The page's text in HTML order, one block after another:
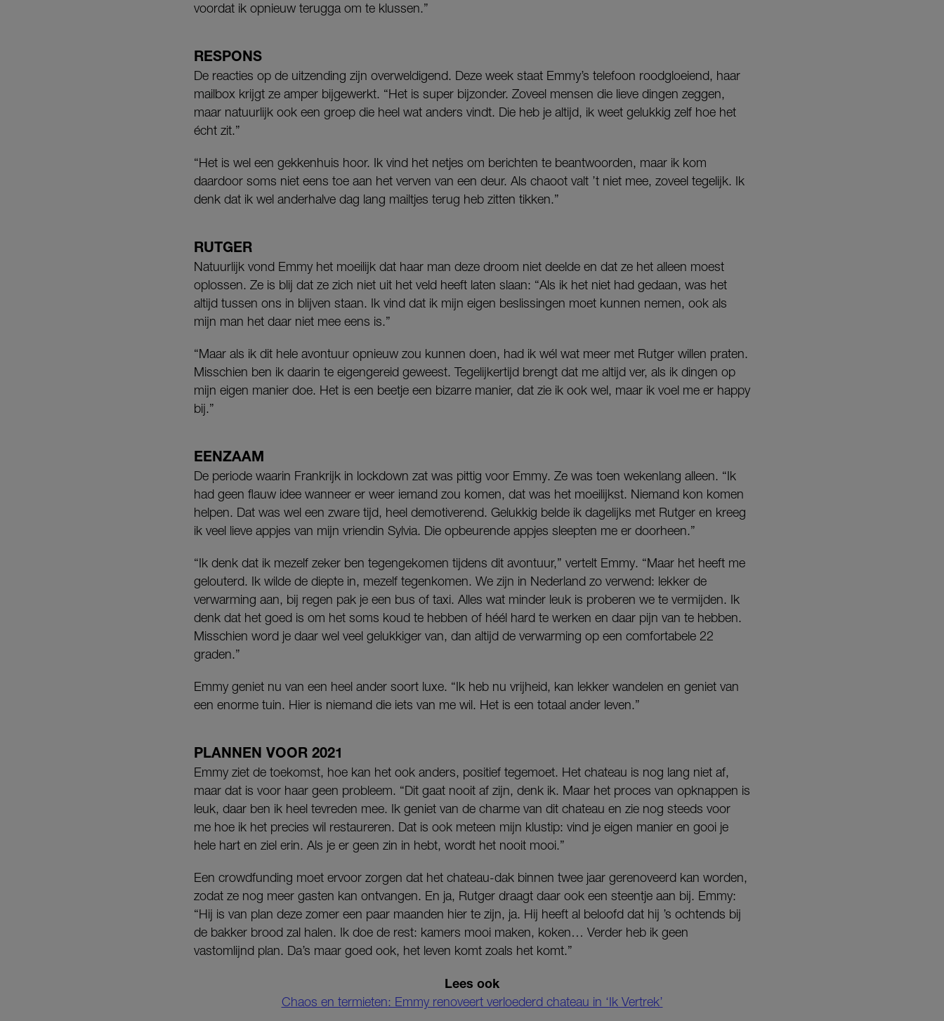
voordat ik opnieuw terugga om te klussen.”
RESPONS
De reacties op de uitzending zijn overweldigend. Deze week staat Emmy’s telefoon roodgloeiend, haar
mailbox krijgt ze amper bijgewerkt. “Het is super bijzonder. Zoveel mensen die lieve dingen zeggen,
maar natuurlijk ook een groep die heel wat anders vindt. Die heb je altijd, ik weet gelukkig zelf hoe het
écht zit.”
“Het is wel een gekkenhuis hoor. Ik vind het netjes om berichten te beantwoorden, maar ik kom
daardoor soms niet eens toe aan het verven van een deur. Als chaoot valt ’t niet mee, zoveel tegelijk. Ik
denk dat ik wel anderhalve dag lang mailtjes terug heb zitten tikken.”
RUTGER
Natuurlijk vond Emmy het moeilijk dat haar man deze droom niet deelde en dat ze het alleen moest
oplossen. Ze is blij dat ze zich niet uit het veld heeft laten slaan: “Als ik het niet had gedaan, was het
altijd tussen ons in blijven staan. Ik vind dat ik mijn eigen beslissingen moet kunnen nemen, ook als
mijn man het daar niet mee eens is.”
“Maar als ik dit hele avontuur opnieuw zou kunnen doen, had ik wél wat meer met Rutger willen praten.
Misschien ben ik daarin te eigengereid geweest. Tegelijkertijd brengt dat me altijd ver, als ik dingen op
mijn eigen manier doe. Het is een beetje een bizarre manier, dat zie ik ook wel, maar ik voel me er happy
bij.”
EENZAAM
De periode waarin Frankrijk in lockdown zat was pittig voor Emmy. Ze was toen wekenlang alleen. “Ik
had geen flauw idee wanneer er weer iemand zou komen, dat was het moeilijkst. Niemand kon komen
helpen. Dat was wel een zware tijd, heel demotiverend. Gelukkig belde ik dagelijks met Rutger en kreeg
ik veel lieve appjes van mijn vriendin Sylvia. Die opbeurende appjes sleepten me er doorheen.”
“Ik denk dat ik mezelf zeker ben tegengekomen tijdens dit avontuur,” vertelt Emmy. “Maar het heeft me
gelouterd. Ik wilde de diepte in, mezelf tegenkomen. We zijn in Nederland zo verwend: lekker de
verwarming aan, bij regen pak je een bus of taxi. Alles wat minder leuk is proberen we te vermijden. Ik
denk dat het goed is om het soms koud te hebben of héél hard te werken en daar pijn van te hebben.
Misschien word je daar wel veel gelukkiger van, dan altijd de verwarming op een comfortabele 22
graden.”
Emmy geniet nu van een heel ander soort luxe. “Ik heb nu vrijheid, kan lekker wandelen en geniet van
een enorme tuin. Hier is niemand die iets van me wil. Het is een totaal ander leven.”
PLANNEN VOOR 2021
Emmy ziet de toekomst, hoe kan het ook anders, positief tegemoet. Het chateau is nog lang niet af,
maar dat is voor haar geen probleem. “Dit gaat nooit af zijn, denk ik. Maar het proces van opknappen is
leuk, daar ben ik heel tevreden mee. Ik geniet van de charme van dit chateau en zie nog steeds voor
me hoe ik het precies wil restaureren. Dat is ook meteen mijn klustip: vind je eigen manier en gooi je
hele hart en ziel erin. Als je er geen zin in hebt, wordt het nooit mooi.”
Een crowdfunding moet ervoor zorgen dat het chateau-dak binnen twee jaar gerenoveerd kan worden,
zodat ze nog meer gasten kan ontvangen. En ja, Rutger draagt daar ook een steentje aan bij. Emmy:
“Hij is van plan deze zomer een paar maanden hier te zijn, ja. Hij heeft al beloofd dat hij ’s ochtends bij
de bakker brood zal halen. Ik doe de rest: kamers mooi maken, koken… Verder heb ik geen
vastomlijnd plan. Da’s maar goed ook, het leven komt zoals het komt.”
Lees ook
Chaos en termieten: Emmy renoveert verloederd chateau in ‘Ik Vertrek’